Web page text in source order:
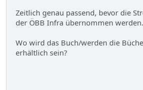
Zeitlich genau passend, bevor die
der ÖBB Infra übernommen werden.
Wo wird das Buch/werden die
erhältlich sein?